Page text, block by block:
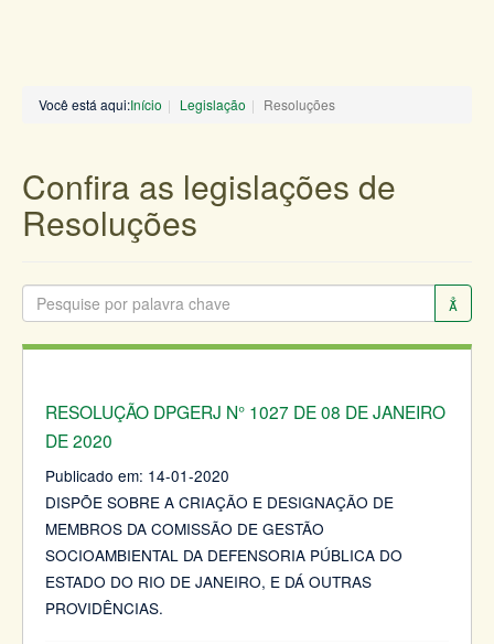
Você está aqui:Início Legislação Resoluções
Confira as legislações de
Resoluções
RESOLUÇÃO DPGERJ N° 1027 DE 08 DE JANEIRO
DE 2020
Publicado em: 14-01-2020
DISPÕE SOBRE A CRIAÇÃO E DESIGNAÇÃO DE
MEMBROS DA COMISSÃO DE GESTÃO
SOCIOAMBIENTAL DA DEFENSORIA PÚBLICA DO
ESTADO DO RIO DE JANEIRO, E DÁ OUTRAS
PROVIDÊNCIAS.